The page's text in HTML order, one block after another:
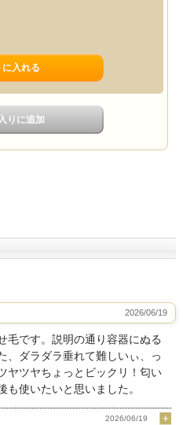
2026/06/19
毛です。説明の通り容器にぬる
、ダラダラ垂れて難しいぃ、っ
ヤツヤちょっとビックリ！匂い
使いたいと思いました。
2026/06/19